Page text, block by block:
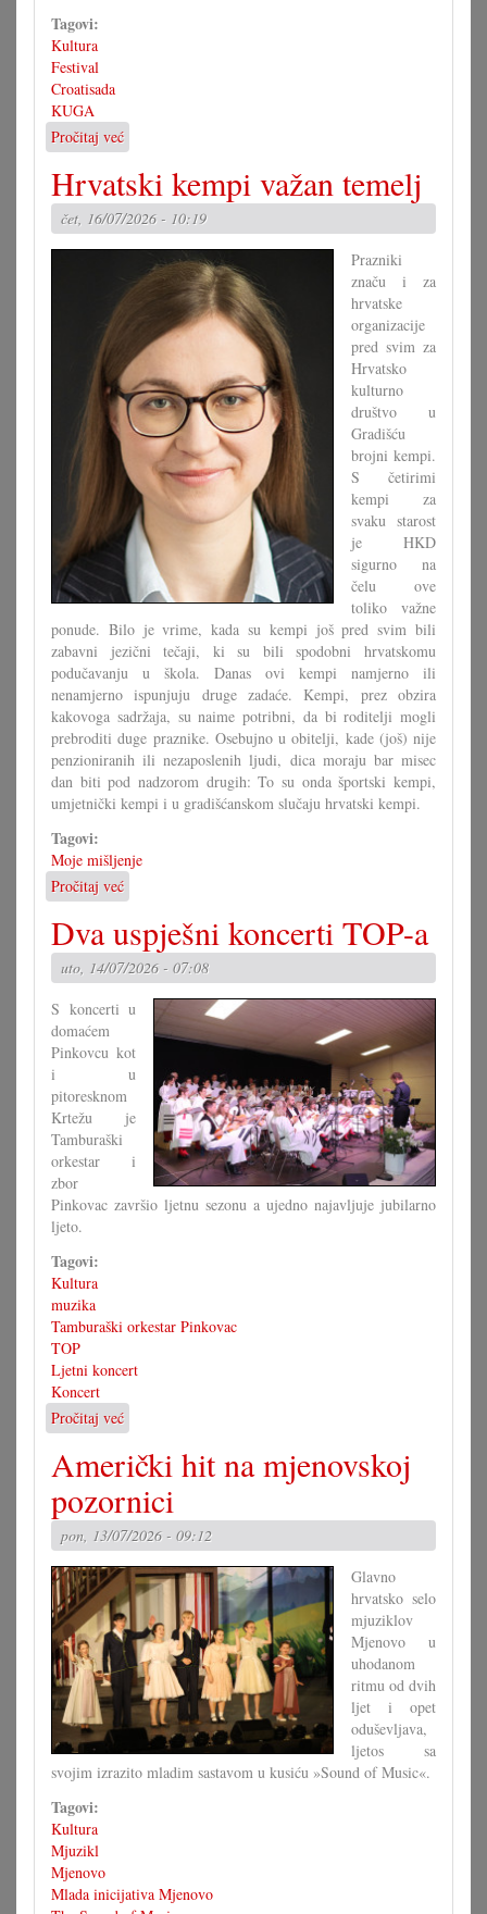
Tagovi:
Kultura
Festival
Croatisada
KUGA
Pročitaj već
Nova
Croatisada
subotu
i
nedilju
Hrvatski kempi važan temelj
čet, 16/07/2026 - 10:19
Prazniki
značu i za
hrvatske
organizacije
pred svim za
Hrvatsko
kulturno
društvo u
Gradišću
brojni kempi.
S četirimi
kempi za
svaku starost
je HKD
sigurno na
čelu ove
toliko važne
ponude. Bilo je vrime, kada su kempi još pred svim bili
zabavni jezični tečaji, ki su bili spodobni hrvatskomu
podučavanju u škola. Danas ovi kempi namjerno ili
nenamjerno ispunjuju druge zadaće. Kempi, prez obzira
kakovoga sadržaja, su naime potribni, da bi roditelji mogli
prebroditi duge praznike. Osebujno u obitelji, kade (još) nije
penzioniranih ili nezaposlenih ljudi, dica moraju bar misec
dan biti pod nadzorom drugih: To su onda športski kempi,
umjetnički kempi i u gradišćanskom slučaju hrvatski kempi.
Tagovi:
Moje mišljenje
Pročitaj već
Hrvatski
kempi
važan
temelj
Dva uspješni koncerti TOP-a
uto, 14/07/2026 - 07:08
S koncerti u
domaćem
Pinkovcu kot
i u
pitoresknom
Krtežu je
Tamburaški
orkestar i
zbor
Pinkovac završio ljetnu sezonu a ujedno najavljuje jubilarno
ljeto.
Tagovi:
Kultura
muzika
Tamburaški orkestar Pinkovac
TOP
Ljetni koncert
Koncert
Pročitaj već
Dva
uspješni
koncerti
TOP-
a
Američki hit na mjenovskoj
pozornici
pon, 13/07/2026 - 09:12
Glavno
hrvatsko selo
mjuziklov
Mjenovo u
uhodanom
ritmu od dvih
ljet i opet
oduševljava,
ljetos sa
svojim izrazito mladim sastavom u kusiću »Sound of Music«.
Tagovi:
Kultura
Mjuzikl
Mjenovo
Mlada inicijativa Mjenovo